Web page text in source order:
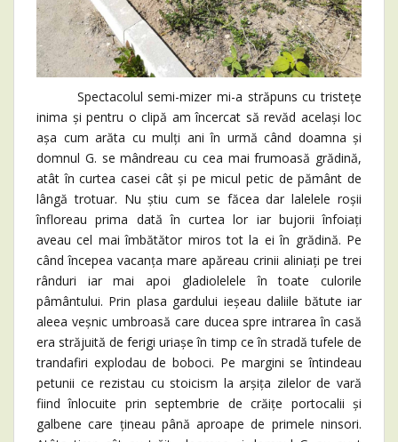
Spectacolul semi-mizer mi-a străpuns cu tristețe
inima și pentru o clipă am încercat să revăd același loc
așa cum arăta cu mulți ani în urmă când doamna și
domnul G. se mândreau cu cea mai frumoasă grădină,
atât în curtea casei cât și pe micul petic de pământ de
lângă trotuar. Nu știu cum se făcea dar lalelele roșii
înfloreau prima dată în curtea lor iar bujorii înfoiați
aveau cel mai îmbătător miros tot la ei în grădină. Pe
când începea vacanța mare apăreau crinii aliniați pe trei
rânduri iar mai apoi gladiolelele în toate culorile
pâmântului. Prin plasa gardului ieșeau daliile bătute iar
aleea veșnic umbroasă care ducea spre intrarea în casă
era străjuită de ferigi uriașe în timp ce în stradă tufele de
trandafiri explodau de boboci. Pe margini se întindeau
petunii ce rezistau cu stoicism la arșița zilelor de vară
fiind înlocuite prin septembrie de crăițe portocalii și
galbene care țineau până aproape de primele ninsori.